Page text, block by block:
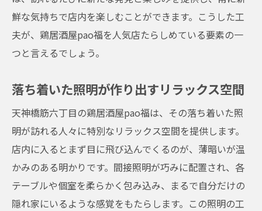
特別な日のお祝いに最適
友人や家族との素敵な時間
静かで落ち着いた空間でリラックス
鶏居酒屋pao福が人気店である理由天神橋筋六
丁目の魅力
地元で愛される理由
こだわりのインテリアと照明
訪れる人々を虜にする料理
常連客が絶えない理由
鮮な気持ちで店内を楽しむことができます。こうした工
夫が、鶏居酒屋pao福を人気店たらしめている要素の一
つと言えるでしょう。
落ち着いた照明が作り出すリラックス空間
天神橋筋六丁目の鶏居酒屋pao福は、その落ち着いた照
明が訪れる人々に特別なリラックス空間を提供します。
店内に入るとまず目に飛び込んでくるのが、薄暗いが温
かみのある明かりです。間接照明が巧みに配置され、各
テーブルや個室を柔らかく包み込み、まるで自分だけの
隠れ家にいるような感覚をもたらします。この照明の工